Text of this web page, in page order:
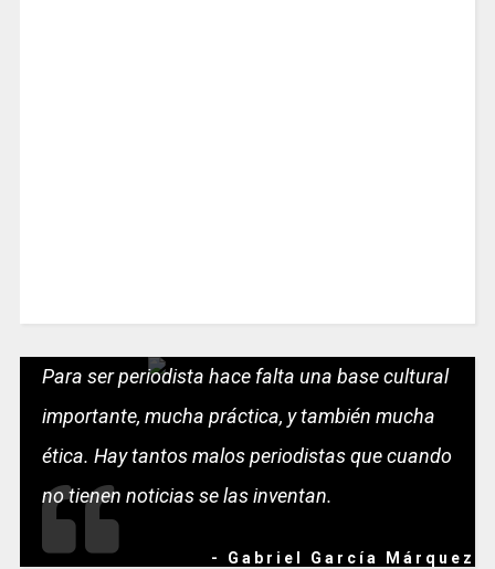
Para ser periodista hace falta una base cultural
importante, mucha práctica, y también mucha
ética. Hay tantos malos periodistas que cuando
no tienen noticias se las inventan.
- Gabriel García Márquez